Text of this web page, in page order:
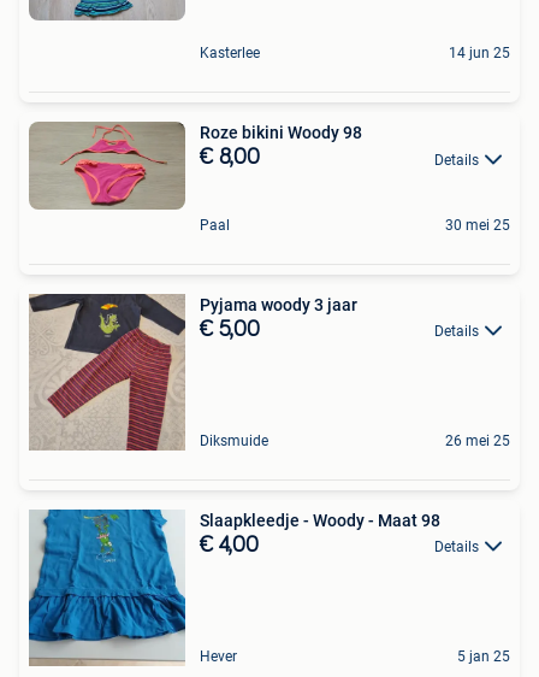
Kasterlee 14 jun 25
Roze bikini Woody 98
€ 8,00 Details
Paal 30 mei 25
Pyjama woody 3 jaar
€ 5,00 Details
Diksmuide 26 mei 25
Slaapkleedje - Woody - Maat 98
€ 4,00 Details
Hever 5 jan 25